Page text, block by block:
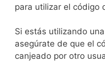
para utilizar el código
Si estás utilizando
asegúrate de que el
canjeado por otro